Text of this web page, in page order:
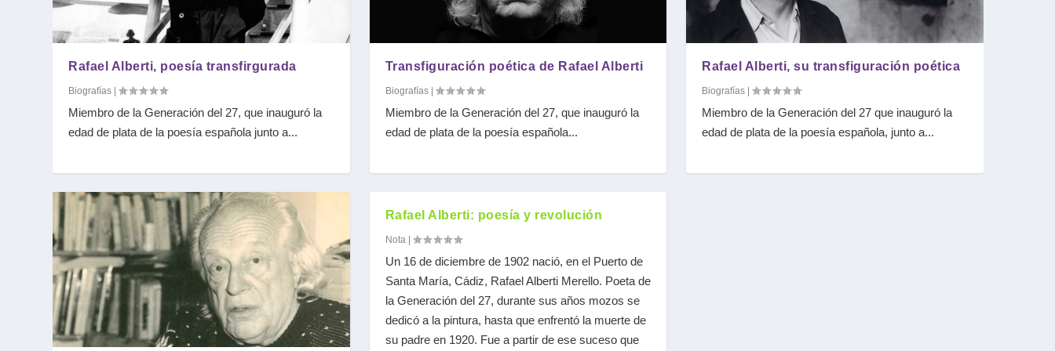
Transfiguración poética de Rafael Alberti
Biografías|
Rafael Alberti, su transfiguración poética
Biografías|
El compromiso de Rafael Alberti
Biografías|
Rafael Alberti, poesía transfirgurada
Biografías |
Miembro de la Generación del 27, que inauguró la
edad de plata de la poesía española junto a...
Transfiguración poética de Rafael Alberti
Biografías|
Miembro de la Generación del 27, que inauguró la
edad de plata de la poesía española...
Rafael Alberti: poesía y revolución
Nota|
Un 16 de diciembre de 1902 nació, en el Puerto de
Santa María, Cádiz, Rafael Alberti Merello. Poeta de
la Generación del 27, durante sus años mozos se
dedicó a la pintura, hasta que enfrentó la muerte de
su padre en 1920. Fue a partir de ese suceso que
Rafael Alberti, su transfiguración poética
Biografías |
Miembro de la Generación del 27 que inauguró la
edad de plata de la poesía española, junto a...